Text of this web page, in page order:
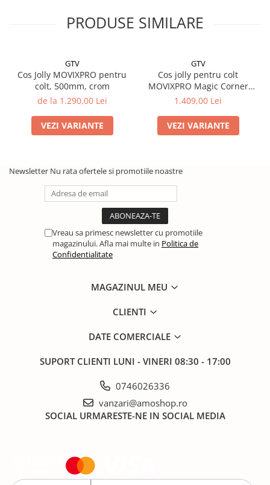
PRODUSE SIMILARE
GTV
Cos Jolly MOVIXPRO pentru
colt, 500mm, crom
de la 1.290,00 Lei
VEZI VARIANTE
GTV
Cos jolly pentru colt
MOVIXPRO Magic Corner
450mm, antracit
1.409,00 Lei
VEZI VARIANTE
Newsletter Nu rata ofertele si promotiile noastre
Vreau sa primesc newsletter cu promotiile
magazinului. Afla mai multe in Politica de
Confidentialitate
MAGAZINUL MEU
CLIENTI
DATE COMERCIALE
SUPORT CLIENTI LUNI - VINERI 08:30 - 17:00
0746026336
vanzari@amoshop.ro
SOCIAL URMARESTE-NE IN SOCIAL MEDIA